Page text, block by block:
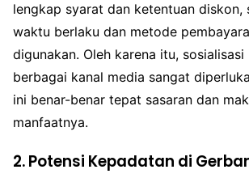
lengkap syarat dan ketentuan
waktu berlaku dan metode
digunakan. Oleh karena itu,
berbagai kanal media sangat
ini benar-benar tepat sasaran dan
manfaatnya.
2. Potensi Kepadatan di